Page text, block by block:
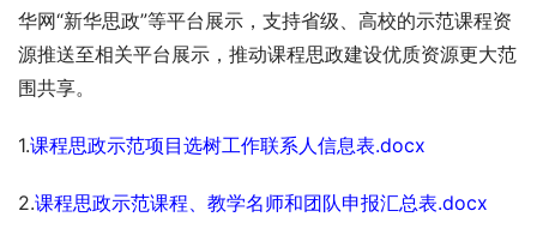
华网“新华思政”等平台展示，支持省级、高校的示范课程资
源推送至相关平台展示，推动课程思政建设优质资源更大范
围共享。
1.课程思政示范项目选树工作联系人信息表.docx
2.课程思政示范课程、教学名师和团队申报汇总表.docx